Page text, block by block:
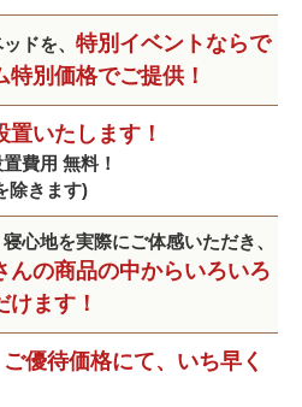
ドを、 特別イベントならで
特別価格でご提供！
いたします！
費用 無料！
除きます)
心地を実際にご体感いただき、
んの商品の中からいろいろ
けます！
ご優待価格にて、いち早く